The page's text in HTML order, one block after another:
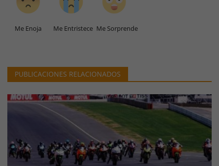
Me Enoja Me Entristece Me Sorprende
PUBLICACIONES RELACIONADOS